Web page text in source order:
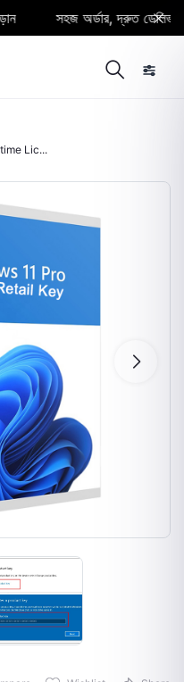
সহজ অর্ডার, দ্রুত ডেলিভারি ও
Lic...